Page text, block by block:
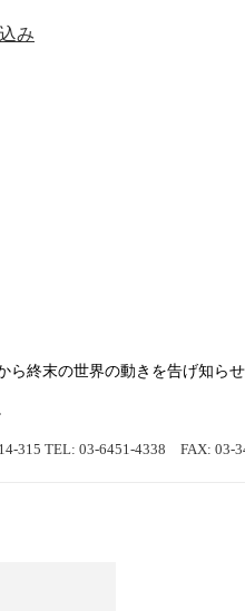
み
ら終末の世界の動きを告げ知ら
315 TEL: 03-6451-4338 FAX: 03-